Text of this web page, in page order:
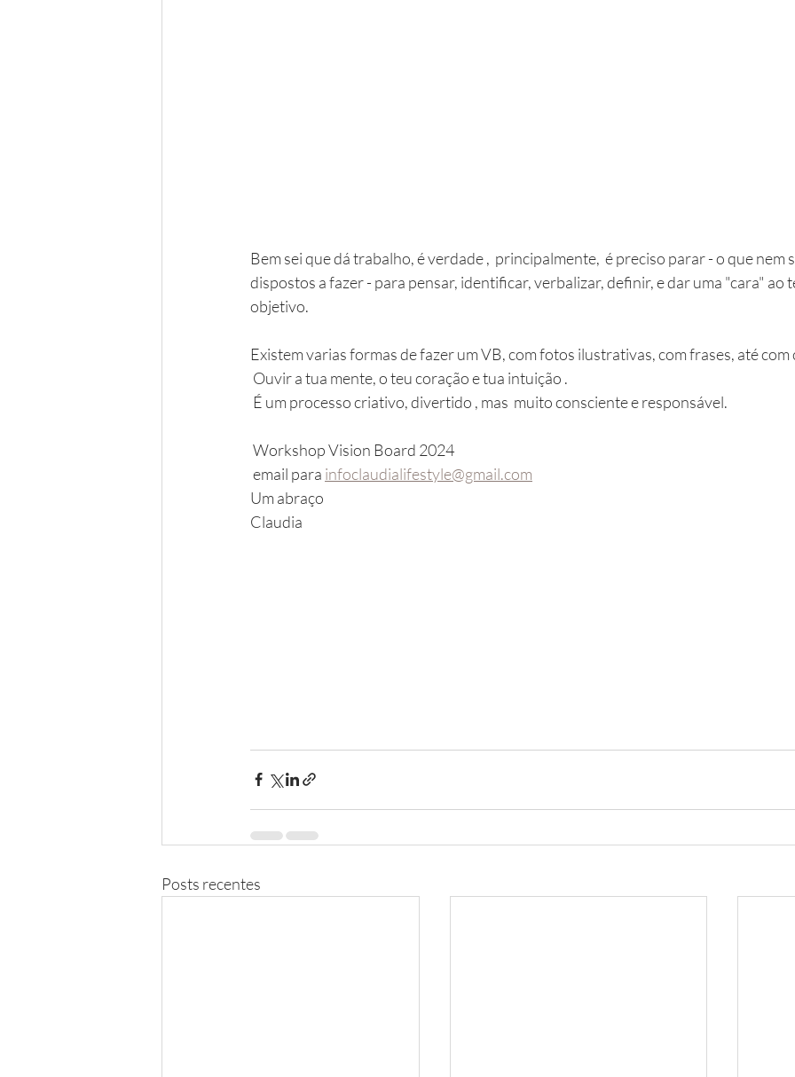
Bem sei que dá trabalho, é verdade ,  principalmente,  é preciso parar - o que nem
dispostos a fazer - para pensar, identificar, verbalizar, definir, e dar uma "cara" ao
objetivo.
Existem varias formas de fazer um VB, com fotos ilustrativas, com frases, até com
Ouvir a tua mente, o teu coração e tua intuição .
É um processo criativo, divertido , mas  muito consciente e responsável.
Workshop Vision Board 2024
email para infoclaudialifestyle@gmail.com
Um abraço
Claudia
Posts recentes